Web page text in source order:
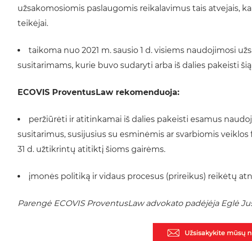
užsakomosiomis paslaugomis reikalavimus tais atvejais,
teikėjai.
taikoma nuo 2021 m. sausio 1 d. visiems naudojimosi
susitarimams, kurie buvo sudaryti arba iš dalies pakeisti
ECOVIS ProventusLaw rekomenduoja:
peržiūrėti ir atitinkamai iš dalies pakeisti esamus
susitarimus, susijusius su esminėmis ar svarbiomis
31 d. užtikrintų atitiktį šioms gairėms.
įmonės politiką ir vidaus procesus (prireikus) reikėtų
Parengė ECOVIS ProventusLaw advokato padėjėja Eglė